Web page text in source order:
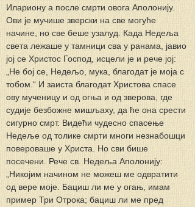
Илариону а после смрти овога Аполонију.
Ови је мучише зверски на све могуће
начине, но све беше узалуд. Када Недеља
света лежаше у тамници сва у ранама, јавио
јој се Христос Господ, исцели је и рече јој:
„Не бој се, Недељо, мука, благодат је моја с
тобом.“ И заиста благодат Христова спасе
ову мученицу и од огња и од зверова, где
судије безбожне мишљаху, да ће она срести
сигурно смрт. Видећи чудесно спасење
Недеље од толике смрти многи незнабошци
повероваше у Христа. Но сви бише
посечени. Рече св. Недеља Аполонију:
„Никојим начином не можеш ме одвратити
од вере моје. Бациш ли ме у огањ, имам
пример Три Отрока; бациш ли ме пред